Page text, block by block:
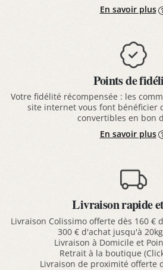
En savoir plus
Points de
Votre fidélité récompensée : les
site internet vous font bénéficier
convertibles en bon
En savoir plus
Livraison rapide
Livraison Colissimo offerte dès 160 €
300 € d'achat jusqu'à
Livraison à Domicile et
Retrait à la boutique
Livraison de proximité offerte